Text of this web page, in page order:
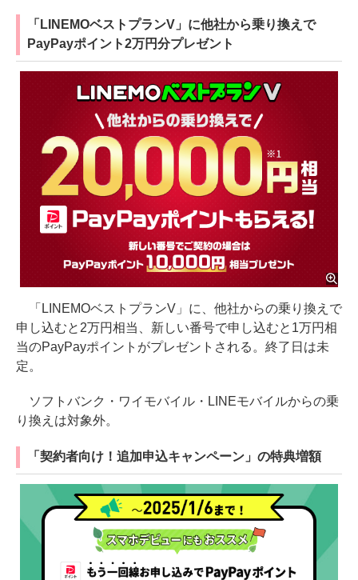
「LINEMOベストプランV」に他社から乗り換えで
PayPayポイント2万円分プレゼント
「LINEMOベストプランV」に、他社からの乗り換えで
申し込むと2万円相当、新しい番号で申し込むと1万円相
当のPayPayポイントがプレゼントされる。終了日は未
定。
ソフトバンク・ワイモバイル・LINEモバイルからの乗
り換えは対象外。
「契約者向け！追加申込キャンペーン」の特典増額